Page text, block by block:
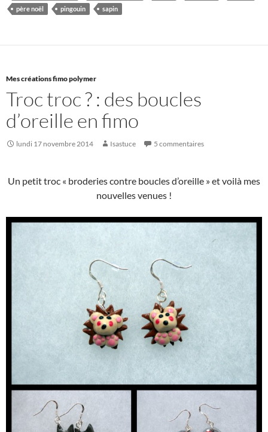
père noël pingouin sapin
Mes créations fimo polymer
Troc troc ? : des boucles
d’oreille en fimo
lundi 17 novembre 2014 Isastuce 5 commentaires
Un petit troc « broderies contre boucles d’oreille » et voilà mes
nouvelles venues !